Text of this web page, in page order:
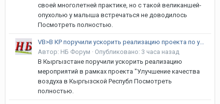
своей многолетней практике, но с такой великаншей-
опухолью у малыша встречаться не доводилось
Посмотреть полностью.
VB>В КР поручили ускорить реализацию проекта по улучшению качества воздуха
Автор: НБ Форум · Опубликовано: 3 часа назад
В Кыргызстане поручили ускорить реализацию
мероприятий в рамках проекта "Улучшение качества
воздуха в Кыргызской Республ Посмотреть
полностью.